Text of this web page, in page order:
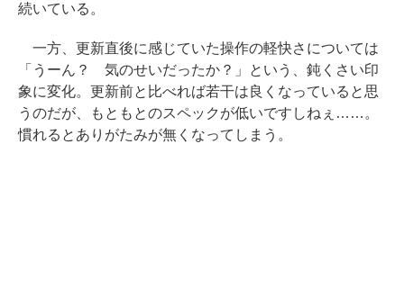
続いている。
一方、更新直後に感じていた操作の軽快さについては
「うーん？ 気のせいだったか？」という、鈍くさい印
象に変化。更新前と比べれば若干は良くなっていると思
うのだが、もともとのスペックが低いですしねぇ……。
慣れるとありがたみが無くなってしまう。